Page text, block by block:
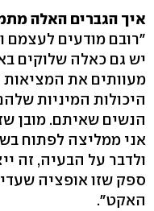
איך הגברים האלה
"רובם מודעים לעצמם
יש גם כאלה שלוקים
מעוותים את
היכולות המיניות
הנשים שאיתם. מובן
אני ממליצה לפתוח
ולדבר על הבעיה, זה
ספק שזו אופציה
האקט".